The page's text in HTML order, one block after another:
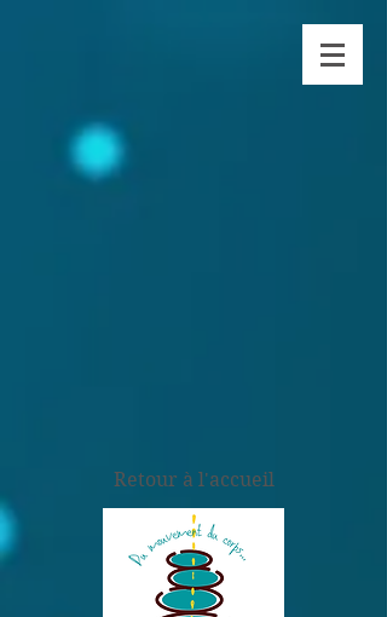
Retour à l'accueil